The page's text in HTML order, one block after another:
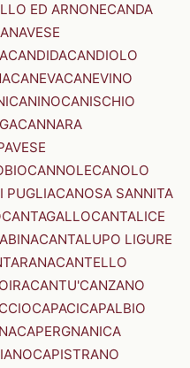
ED ARNONECANDA
CANDIDACANDIOLO
CANEVACANEVINO
CANINOCANISCHIO
CANNARA
CANNOLECANOLO
PUGLIACANOSA SANNITA
CANTAGALLOCANTALICE
CANTALUPO LIGURE
CANTELLO
CANTU'CANZANO
CAPACICAPALBIO
CAPERGNANICA
CAPISTRANO